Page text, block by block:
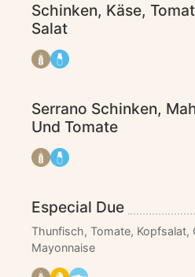
Schinken, Käse,
Salat
Serrano Schinken,
Und Tomate
Especial Due
Thunfisch, Tomate, Kopfsalat,
Mayonnaise